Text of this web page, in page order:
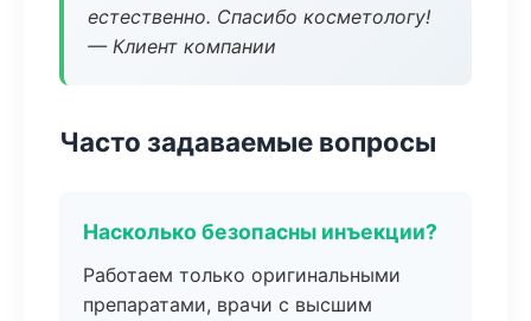
естественно. Спасибо косметологу!
— Клиент компании
Часто задаваемые вопросы
Насколько безопасны инъекции?
Работаем только оригинальными
препаратами, врачи с высшим